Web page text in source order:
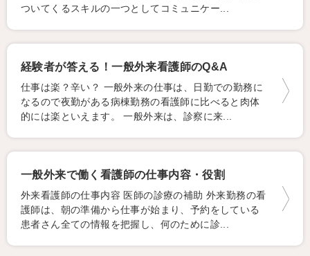
ついてくるスキルの一つとしてコミュニケー...
経験者が答える！一般外来看護師のQ&A
仕事は楽？辛い？ 一般外来の仕事は、日勤での勤務に
なるので夜勤がある病棟勤務の看護師に比べると肉体
的には楽といえます。 一般外来は、診察に来...
一般外来で働く看護師の仕事内容・役割
外来看護師の仕事内容 医師の診療の補助 外来勤務の看
護師は、朝の準備から仕事が始まり、予約をしている
患者さん全ての情報を把握し、何のために診...